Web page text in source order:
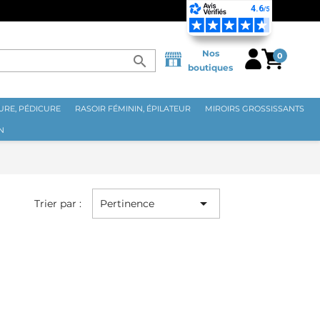
search
Nos
boutiques
0
PÉDICURE RASOIR FÉMININ, ÉPILATEUR MIROIRS GROSSISSANTS
Trier par : Pertinence 